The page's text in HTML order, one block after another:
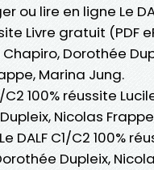
ou lire en ligne Le
Livre gratuit (PDF
Dorothée
Marina Jung.
C2 100% réussite
Nicolas
DALF C1/C2 100%
Dupleix,